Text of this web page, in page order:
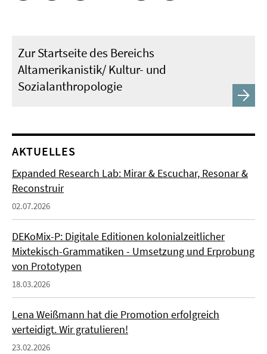
Zur Startseite des Bereichs
Altamerikanistik/ Kultur- und
Sozialanthropologie
AKTUELLES
Expanded Research Lab: Mirar & Escuchar, Resonar &
Reconstruir
02.07.2026
DEKoMix-P: Digitale Editionen kolonialzeitlicher
Mixtekisch-Grammatiken - Umsetzung und Erprobung
von Prototypen
18.03.2026
Lena Weißmann hat die Promotion erfolgreich
verteidigt. Wir gratulieren!
23.02.2026